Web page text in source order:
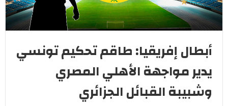
أبطال إفريقيا: طاقم تحكيم تونسي
يدير مواجهة الأهلي المصري
وشبيبة القبائل الجزائري